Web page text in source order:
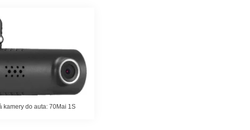
kamery do auta: 70Mai 1S